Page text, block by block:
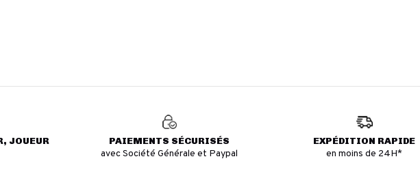
JOUEUR
PAIEMENTS SÉCURISÉS
avec Société Générale et Paypal
EXPÉDITION RAPIDE
en moins de 24H*